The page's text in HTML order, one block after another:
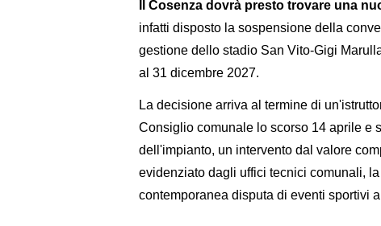
Il Cosenza dovrà presto trovare una
infatti disposto la sospensione della
gestione dello stadio San Vito-Gigi
al 31 dicembre 2027.
La decisione arriva al termine di
Consiglio comunale lo scorso 14 aprile e
dell'impianto, un intervento dal valore
evidenziato dagli uffici tecnici comunali,
contemporanea disputa di eventi sportivi